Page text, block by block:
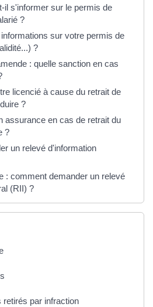
il s'informer sur le permis de
?
sur votre permis de
?
: quelle sanction en cas
licencié à cause du retrait de
?
assurance en cas de retrait du
?
un relevé d'information
: comment demander un relevé
(RII) ?
retirés par infraction